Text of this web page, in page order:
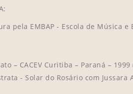
pela EMBAP - Escola de Música e
– CACEV Curitiba – Paraná – 1999
- Solar do Rosário com Jussara